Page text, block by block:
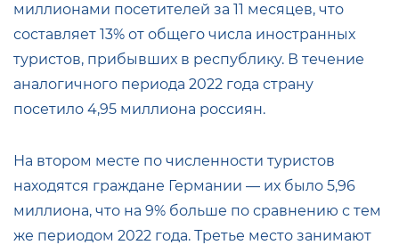
миллионами посетителей за 11 месяцев, что
составляет 13% от общего числа иностранных
туристов, прибывших в республику. В течение
аналогичного периода 2022 года страну
посетило 4,95 миллиона россиян.
На втором месте по численности туристов
находятся граждане Германии — их было 5,96
миллиона, что на 9% больше по сравнению с тем
же периодом 2022 года. Третье место занимают